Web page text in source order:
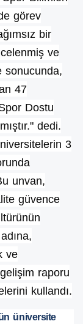
görev
bir
ve
sonucunda,
47
Dostu
dedi.
3
unvan,
güvence
ve
raporu
kullandı.
üniversite